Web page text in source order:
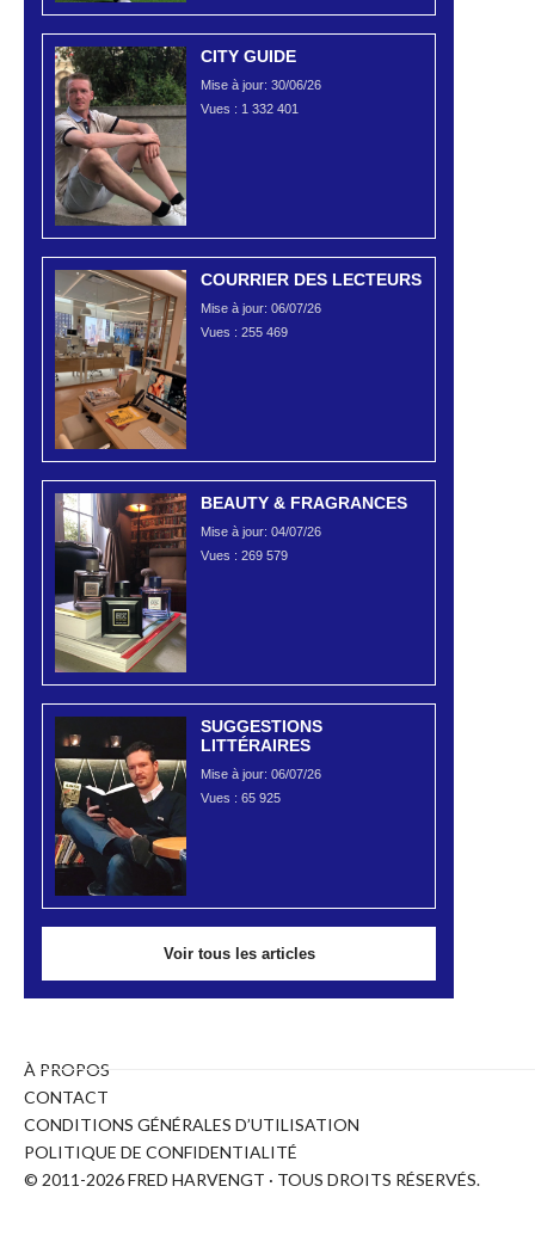
CITY GUIDE
Mise à jour: 30/06/26
Vues : 1 332 401
COURRIER DES LECTEURS
Mise à jour: 06/07/26
Vues : 255 469
BEAUTY & FRAGRANCES
Mise à jour: 04/07/26
Vues : 269 579
SUGGESTIONS
LITTÉRAIRES
Mise à jour: 06/07/26
Vues : 65 925
Voir tous les articles
À PROPOS
CONTACT
CONDITIONS GÉNÉRALES D’UTILISATION
POLITIQUE DE CONFIDENTIALITÉ
© 2011-2026 FRED HARVENGT · TOUS DROITS RÉSERVÉS.